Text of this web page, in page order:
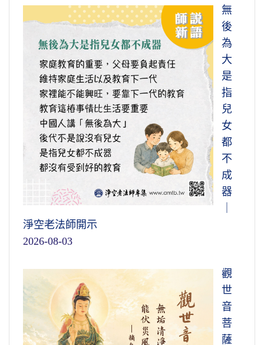
無
後
為
大
是
指
兒
女
都
不
成
器
淨空老法師開示
2026-08-03
觀
世
音
菩
薩